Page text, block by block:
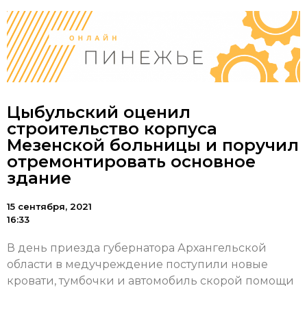
Цыбульский оценил
строительство корпуса
Мезенской больницы и поручил
отремонтировать основное
здание
15 сентября, 2021
16:33
В день приезда губернатора Архангельской
области в медучреждение поступили новые
кровати, тумбочки и автомобиль скорой помощи